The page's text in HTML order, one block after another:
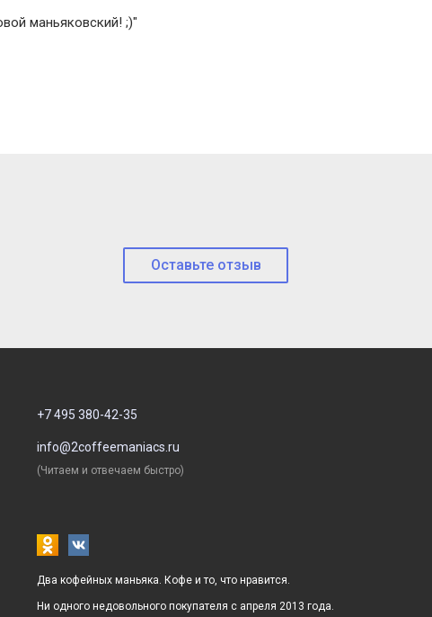
маньяковский! ;)"
Оставьте отзыв
+7 495 380-42-35
info@2coffeemaniacs.ru
(Читаем и отвечаем быстро)
Два кофейных маньяка. Кофе и то, что нравится.
Ни одного недовольного покупателя с апреля 2013 года.